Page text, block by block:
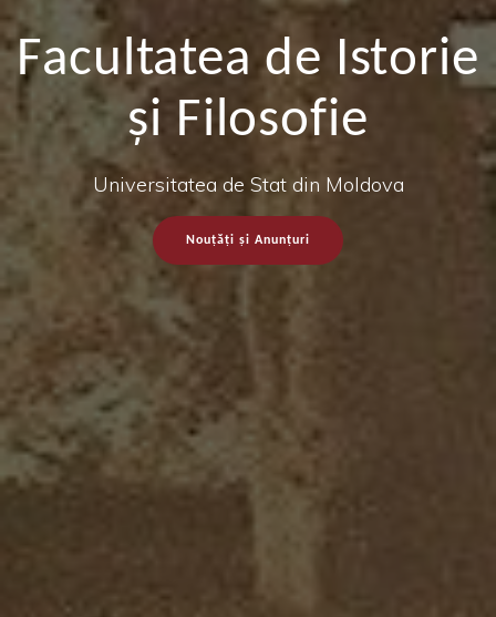
Facultatea de Istorie
şi Filosofie
Universitatea de Stat din Moldova
Nouțăți și Anunțuri